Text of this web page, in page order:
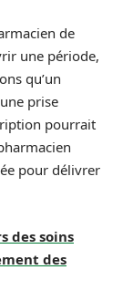
de
une période,
qu’un
prise
pourrait
pour délivrer
des soins
des